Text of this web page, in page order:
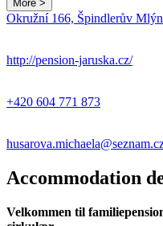
More >
Okružní 166, Špindlerův
http://pension-jaruska.cz/
+420 604 771 873
Accommodation
Velkommen til